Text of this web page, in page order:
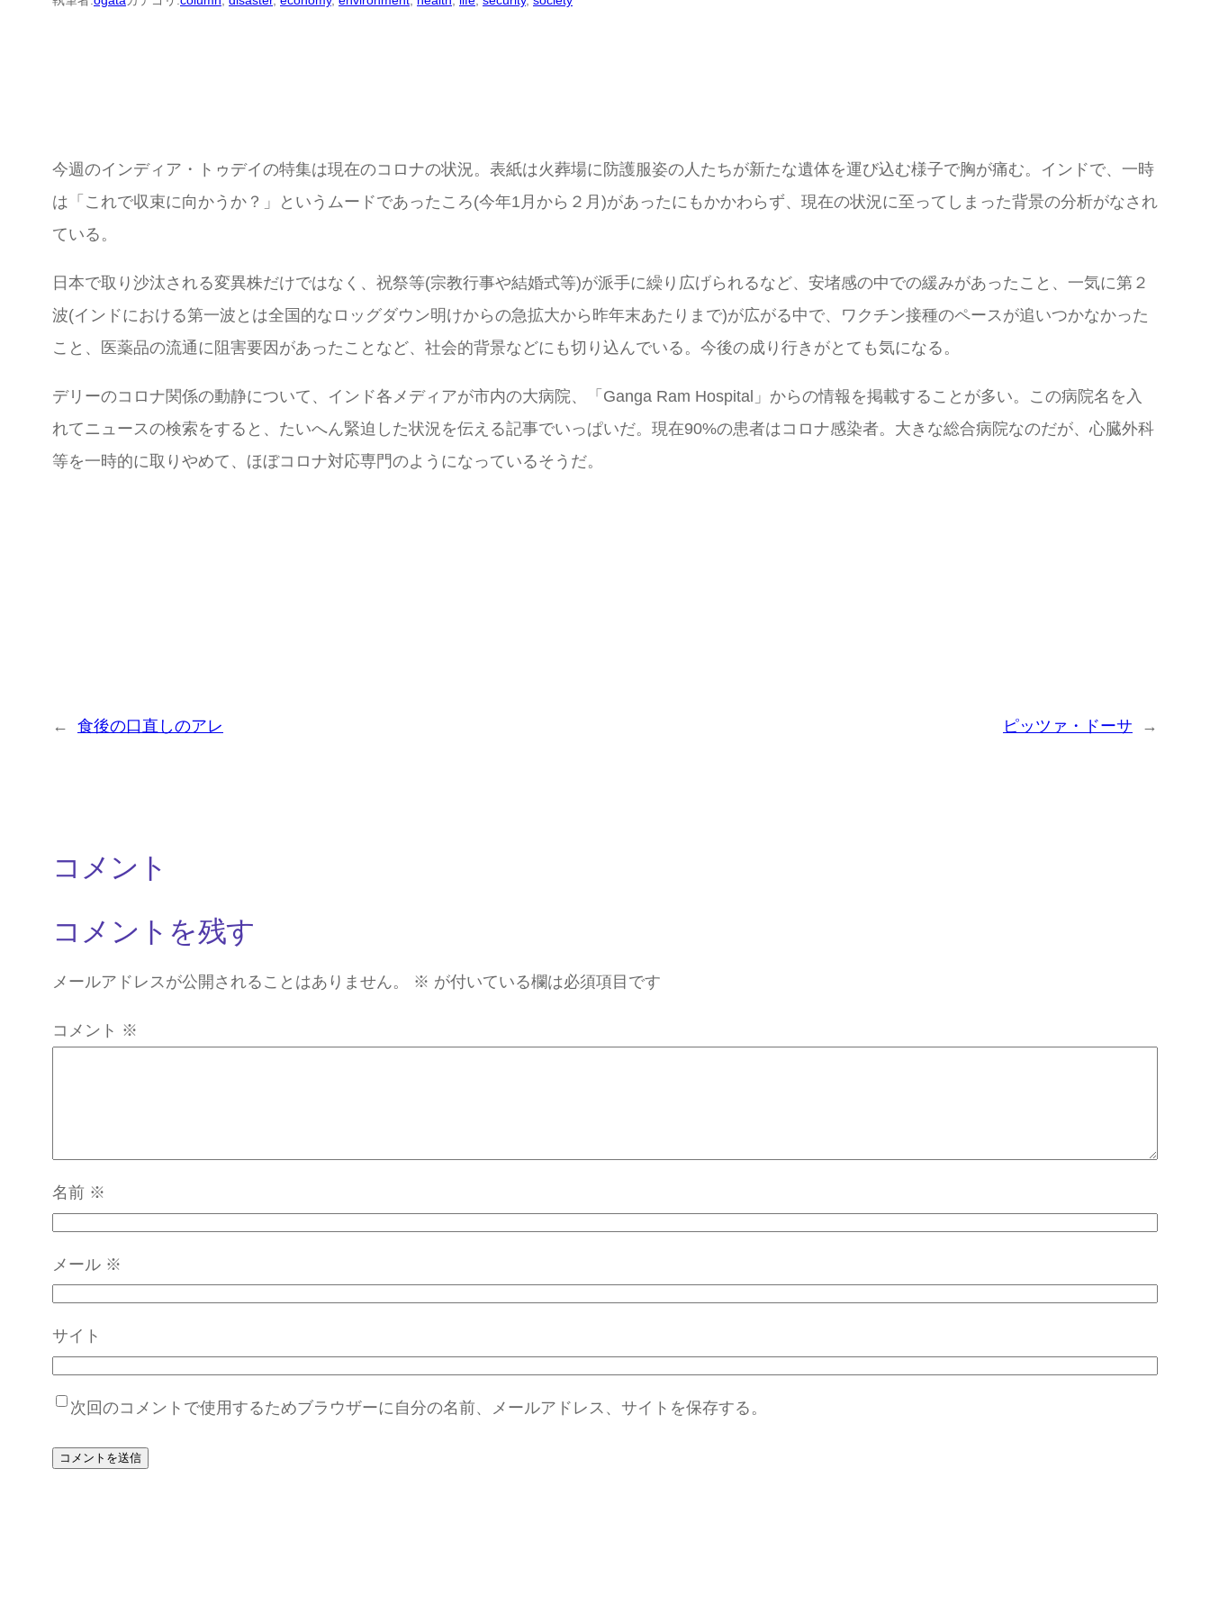
今週のインディア・トゥデイの特集は現在のコロナの状況。表紙は火葬場に防護服姿の人たちが新たな遺体を運び込む様子で胸が痛む。インドで、一時
は「これで収束に向かうか？」というムードであったころ(今年1月から２月)があったにもかかわらず、現在の状況に至ってしまった背景の分析がなされ
ている。
日本で取り沙汰される変異株だけではなく、祝祭等(宗教行事や結婚式等)が派手に繰り広げられるなど、安堵感の中での緩みがあったこと、一気に第２
波(インドにおける第一波とは全国的なロッグダウン明けからの急拡大から昨年末あたりまで)が広がる中で、ワクチン接種のペースが追いつかなかった
こと、医薬品の流通に阻害要因があったことなど、社会的背景などにも切り込んでいる。今後の成り行きがとても気になる。
デリーのコロナ関係の動静について、インド各メディアが市内の大病院、「Ganga Ram Hospital」からの情報を掲載することが多い。この病院名を入
れてニュースの検索をすると、たいへん緊迫した状況を伝える記事でいっぱいだ。現在90%の患者はコロナ感染者。大きな総合病院なのだが、心臓外科
等を一時的に取りやめて、ほぼコロナ対応専門のようになっているそうだ。
← 食後の口直しのアレ ピッツァ・ドーサ →
コメント
コメントを残す
メールアドレスが公開されることはありません。 ※ が付いている欄は必須項目です
コメント ※
名前 ※
メール ※
サイト
次回のコメントで使用するためブラウザーに自分の名前、メールアドレス、サイトを保存する。